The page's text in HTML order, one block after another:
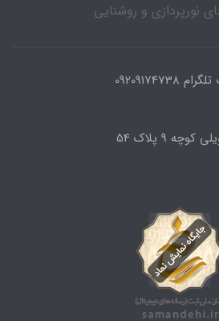
نورپردازی و روشنایی
9 پلاک 54